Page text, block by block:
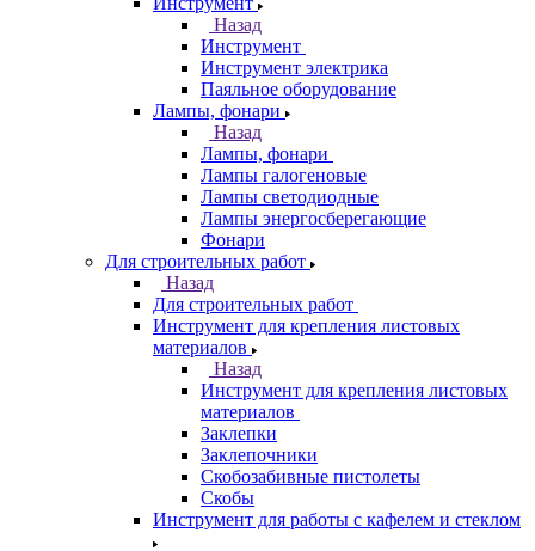
Назад
Инструмент
Инструмент электрика
Паяльное оборудование
Лампы, фонари
Назад
Лампы, фонари
Лампы галогеновые
Лампы светодиодные
Лампы энергосберегающие
Фонари
Для строительных работ
Назад
Для строительных работ
Инструмент для крепления листовых
материалов
Назад
Инструмент для крепления листовых
материалов
Заклепки
Заклепочники
Скобозабивные пистолеты
Скобы
Инструмент для работы с кафелем и стеклом